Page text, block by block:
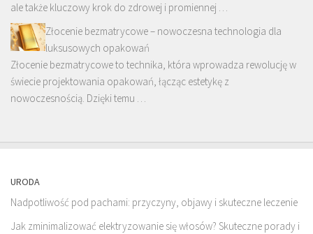
ale także kluczowy krok do zdrowej i promiennej …
Złocenie bezmatrycowe – nowoczesna technologia dla
luksusowych opakowań
Złocenie bezmatrycowe to technika, która wprowadza rewolucję w
świecie projektowania opakowań, łącząc estetykę z
nowoczesnością. Dzięki temu …
URODA
Nadpotliwość pod pachami: przyczyny, objawy i skuteczne leczenie
Jak zminimalizować elektryzowanie się włosów? Skuteczne porady i